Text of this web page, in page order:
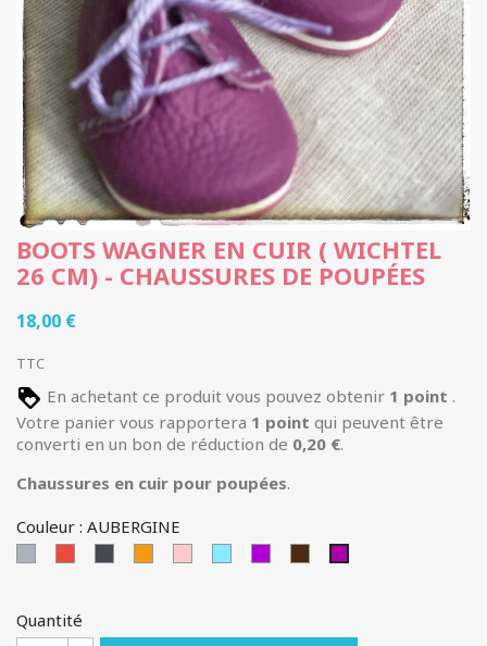
BOOTS WAGNER EN CUIR ( WICHTEL
26 CM) - CHAUSSURES DE POUPÉES
18,00 €
TTC
En achetant ce produit vous pouvez obtenir 1 point .
Votre panier vous rapportera 1 point qui peuvent être
converti en un bon de réduction de 0,20 €.
Chaussures en cuir pour poupées.
Couleur : AUBERGINE
Quantité